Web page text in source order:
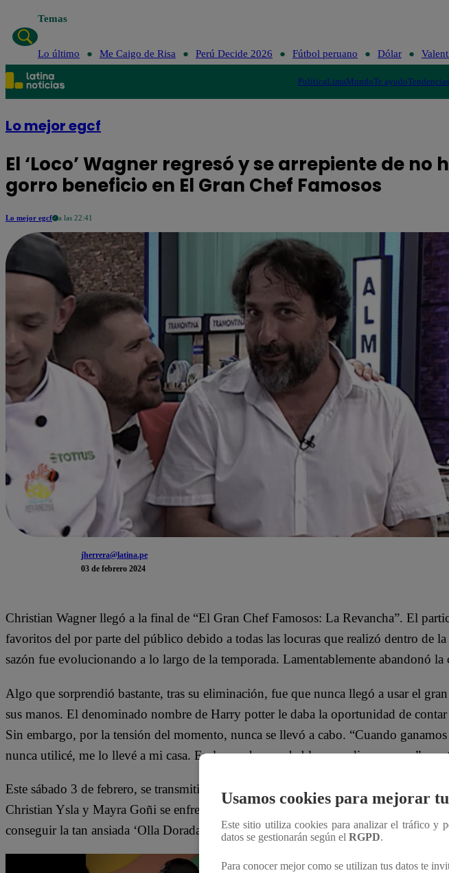
Temas
Lo último Me Caigo de Risa Perú Decide 2026 Fútbol peruano Dólar
PolíticaLimaMundoTe ayudoTendencias
Lo mejor egcf
El ‘Loco’ Wagner regresó y se arrepiente de no
gorro beneficio en El Gran Chef Famosos
Lo mejor egcf a las 22:41
jherrera@latina.pe
03 de febrero 2024
Christian Wagner llegó a la final de “El Gran Chef Famosos: La Revancha”. El
favoritos del por parte del público debido a todas las locuras que realizó dentro de
sazón fue evolucionando a lo largo de la temporada. Lamentablemente abandonó la
Algo que sorprendió bastante, tras su eliminación, fue que nunca llegó a usar el
sus manos. El denominado nombre de Harry potter le daba la oportunidad de
Sin embargo, por la tensión del momento, nunca se llevó a cabo. “Cuando
nunca utilicé, me lo llevé a mi casa. En las noches me habla y me dice cosas…”,
Este sábado 3 de febrero, se transmitió la final de “El Gran Chef Famosos: La
Christian Ysla y Mayra Goñi se enfrentaron en una batalla culinaria espectacular. Lo
conseguir la tan ansiada ‘Olla Dorada’.
Usamos cookies para mejorar
Este sitio utiliza cookies para analizar el tráfico y
datos se gestionarán según el RGPD.
Para conocer mejor como se utilizan tus datos te